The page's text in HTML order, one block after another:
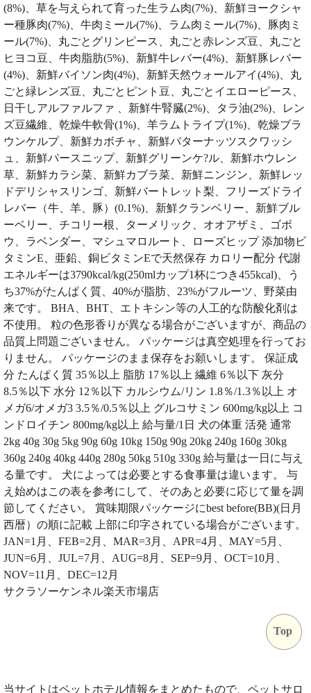
(8%)、草を与えられて育った生ラム肉(7%)、新鮮ヨークシャ
ー種豚肉(7%)、牛肉ミール(7%)、ラム肉ミール(7%)、豚肉ミ
ール(7%)、丸ごとグリンピース、丸ごと赤レンズ豆、丸ごと
ヒヨコ豆、牛肉脂肪(5%)、新鮮牛レバー(4%)、新鮮豚レバー
(4%)、新鮮バイソン肉(4%)、新鮮天然ウォールアイ(4%)、丸
ごと緑レンズ豆、丸ごとピント豆、丸ごとイエローピース、
日干しアルファルファ 、新鮮牛腎臓(2%)、タラ油(2%)、レン
ズ豆繊維、乾燥牛軟骨(1%)、羊ラムトライプ(1%)、乾燥ブラ
ウンケルプ、新鮮カボチャ、新鮮バターナッツスクワッシ
ュ、新鮮パースニップ、新鮮グリーンケ?ル、新鮮ホウレン
草、新鮮カラシ菜、新鮮カブラ菜、新鮮ニンジン、新鮮レッ
ドデリシャスリンゴ、新鮮バートレット梨、フリーズドライ
レバー（牛、羊、豚）(0.1%)、新鮮クランベリー、新鮮ブル
ーベリー、チコリー根、ターメリック、オオアザミ、ゴボ
ウ、ラベンダー、マシュマロルート、ローズヒップ 添加物ビ
タミンE、亜鉛、銅ビタミンEで天然保存 カロリー配分 代謝
エネルギーは3790kcal/kg(250mlカップ1杯につき455kcal)、う
ち37%がたんぱく質、40%が脂肪、23%がフルーツ、野菜由
来です。 BHA、BHT、エトキシン等の人工的な防酸化剤は
不使用。 粒の色形香りが異なる場合がございますが、商品の
品質上問題ございません。 パッケージは真空処理を行ってお
りません。 パッケージのまま保存をお願いします。 保証成
分 たんぱく質 35％以上 脂肪 17％以上 繊維 6％以下 灰分
8.5％以下 水分 12％以下 カルシウム/リン 1.8％/1.3％以上 オ
メガ6/オメガ3 3.5％/0.5％以上 グルコサミン 600mg/kg以上 コ
ンドロイチン 800mg/kg以上 給与量/1日 犬の体重 活発 通常
2kg 40g 30g 5kg 90g 60g 10kg 150g 90g 20kg 240g 160g 30kg
360g 240g 40kg 440g 280g 50kg 510g 330g 給与量は一日に与え
る量です。 犬によっては必要とする食事量は違います。 与
え始めはこの表を参考にして、そのあと必要に応じて量を調
節してください。 賞味期限パッケージにbest before(BB)(日月
西暦）の順に記載 上部に印字されている場合がございます。
JAN=1月、FEB=2月、MAR=3月、APR=4月、MAY=5月、
JUN=6月、JUL=7月、AUG=8月、SEP=9月、OCT=10月、
NOV=11月、DEC=12月
サクラソーケンネル楽天市場店
Top
当サイトはペットホテル情報をまとめたもので、ペットサロ